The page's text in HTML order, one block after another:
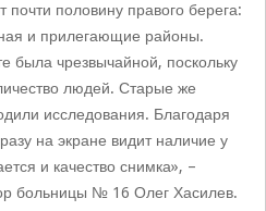
половину правого берега:
и прилегающие районы.
была чрезвычайной, поскольку
людей. Старые же
исследования. Благодаря
на экране видит наличие у
и качество снимка», –
больницы № 16 Олег Хасилев.